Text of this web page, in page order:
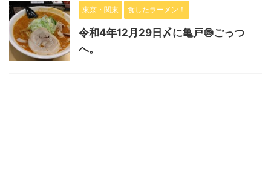
東京・関東 食したラーメン！
令和4年12月29日〆に亀戸🍥ごっつ
へ。